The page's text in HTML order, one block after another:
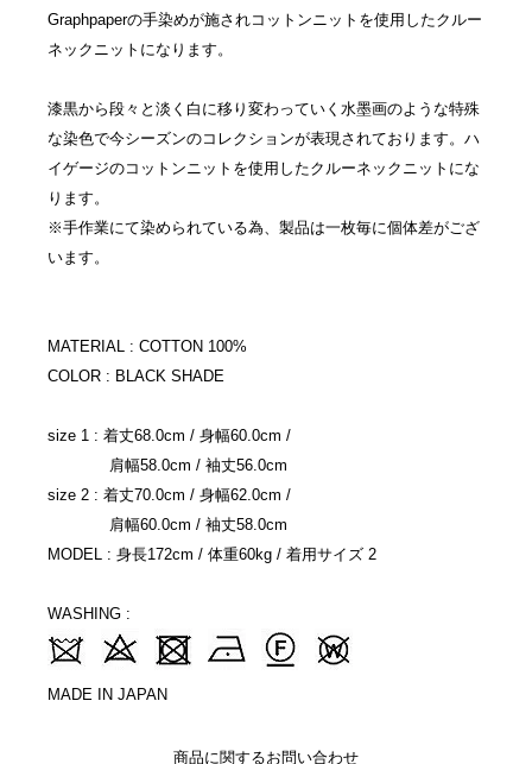
Graphpaperの手染めが施されコットンニットを使用したクルー
ネックニットになります。
漆黒から段々と淡く白に移り変わっていく水墨画のような特殊
な染色で今シーズンのコレクションが表現されております。ハ
イゲージのコットンニットを使用したクルーネックニットにな
ります。
※手作業にて染められている為、製品は一枚毎に個体差がござ
います。
MATERIAL : COTTON 100%
COLOR : BLACK SHADE
size 1 : 着丈68.0cm / 身幅60.0cm /
肩幅58.0cm / 袖丈56.0cm
size 2 : 着丈70.0cm / 身幅62.0cm /
肩幅60.0cm / 袖丈58.0cm
MODEL : 身長172cm / 体重60kg / 着用サイズ 2
WASHING :
MADE IN JAPAN
商品に関するお問い合わせ